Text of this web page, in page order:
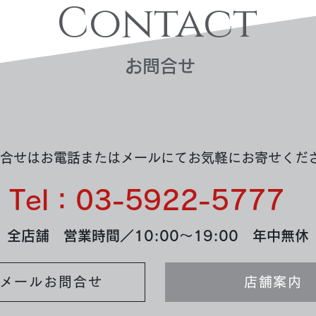
買取実績：750ティファニー
Contact
​お問合せ
せはお電話またはメールにてお気軽にお寄せくだ
Tel：03-5922-5777
全店舗 営業時間／10:00～19:00 年中無休
メールお問合せ 店舗案内